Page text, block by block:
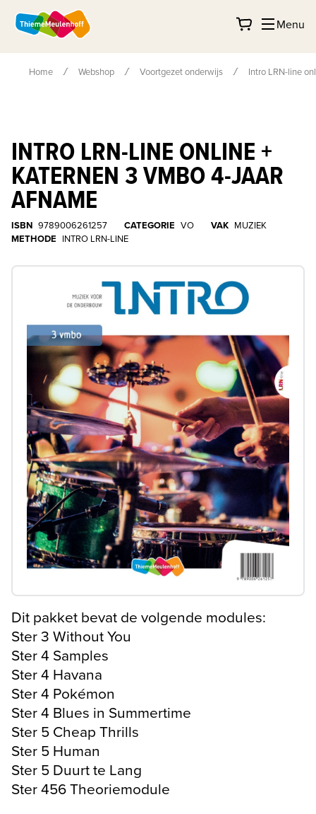
Menu
Home Webshop Voortgezet onderwijs Intro LRN-line
INTRO LRN-LINE ONLINE +
KATERNEN 3 VMBO 4-JAAR
AFNAME
ISBN 9789006261257 CATEGORIE VO VAK MUZIEK
METHODE INTRO LRN-LINE
Dit pakket bevat de volgende modules:
Ster 3 Without You
Ster 4 Samples
Ster 4 Havana
Ster 4 Pokémon
Ster 4 Blues in Summertime
Ster 5 Cheap Thrills
Ster 5 Human
Ster 5 Duurt te Lang
Ster 456 Theoriemodule